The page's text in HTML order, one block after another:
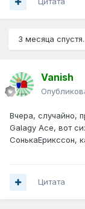
3 месяца
Vanish
Вчера, случайно,
Galagy Ace, вот
СонькаЕрикссон,
Цитата